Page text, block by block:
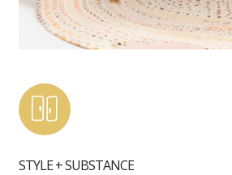
STYLE + SUBSTANCE